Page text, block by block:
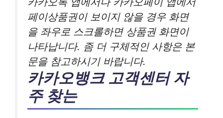
페이상품권이 보이지 않을 경우 화면
을 좌우로 스크롤하면 상품권 화면이
나타납니다. 좀 더 구체적인 사항은 본
문을 참고하시기 바랍니다.
카카오뱅크 고객센터 자
주 찾는